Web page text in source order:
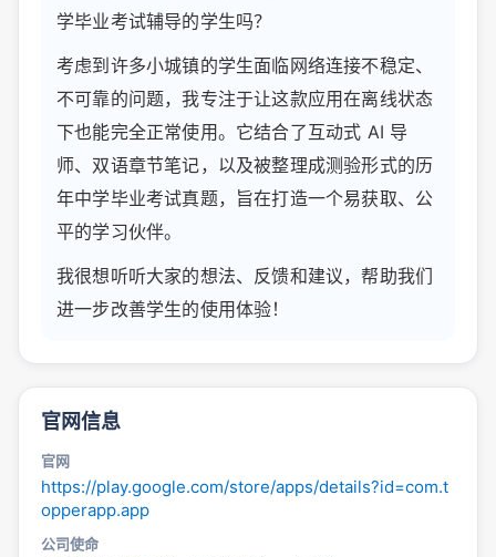
学毕业考试辅导的学生吗？
考虑到许多小城镇的学生面临网络连接不稳定、
不可靠的问题，我专注于让这款应用在离线状态
下也能完全正常使用。它结合了互动式 AI 导
师、双语章节笔记，以及被整理成测验形式的历
年中学毕业考试真题，旨在打造一个易获取、公
平的学习伙伴。
我很想听听大家的想法、反馈和建议，帮助我们
进一步改善学生的使用体验！
官网信息
官网
https://play.google.com/store/apps/details?id=com.t
opperapp.app
公司使命